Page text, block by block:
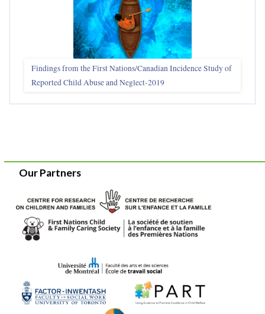
Findings from the First Nations/Canadian Incidence Study of
Reported Child Abuse and Neglect-2019
Our Partners